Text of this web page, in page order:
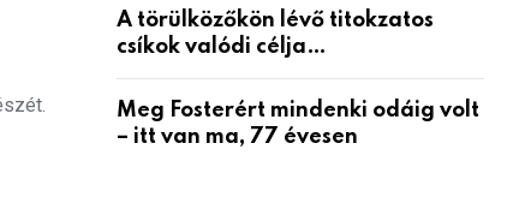
A törülközőkön lévő titokzatos
csíkok valódi célja…
Meg Fosterért mindenki odáig volt
– itt van ma, 77 évesen